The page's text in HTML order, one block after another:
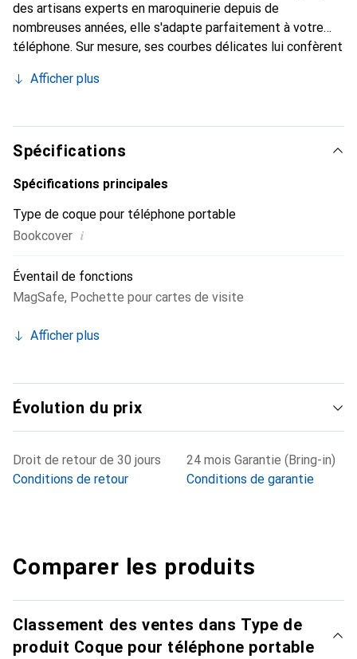
des artisans experts en maroquinerie depuis de
nombreuses années, elle s'adapte parfaitement à votre
téléphone. Sur mesure, ses courbes délicates lui confèrent
et indispensable pour votre smartphone. Reconnaître
marque Noreve est un choix sûr pour une clientèle
exigeante.
Afficher plus
Spécifications
Spécifications principales
Type de coque pour téléphone portable
Bookcover i
Éventail de fonctions
MagSafe, Pochette pour cartes de visite
Afficher plus
Évolution du prix
Droit de retour de 30 jours
Conditions de retour
24 mois Garantie (Bring-in)
Conditions de garantie
Comparer les produits
Classement des ventes dans Type de
produit Coque pour téléphone portable